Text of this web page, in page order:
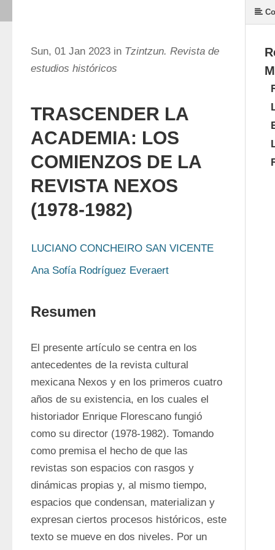
Sun, 01 Jan 2023 in Tzintzun. Revista de
estudios históricos
TRASCENDER LA
ACADEMIA: LOS
COMIENZOS DE LA
REVISTA NEXOS
(1978-1982)
LUCIANO CONCHEIRO SAN VICENTE
Ana Sofía Rodríguez Everaert
Resumen
El presente artículo se centra en los
antecedentes de la revista cultural
mexicana Nexos y en los primeros cuatro
años de su existencia, en los cuales el
historiador Enrique Florescano fungió
como su director (1978-1982). Tomando
como premisa el hecho de que las
revistas son espacios con rasgos y
dinámicas propias y, al mismo tiempo,
espacios que condensan, materializan y
expresan ciertos procesos históricos, este
texto se mueve en dos niveles. Por un